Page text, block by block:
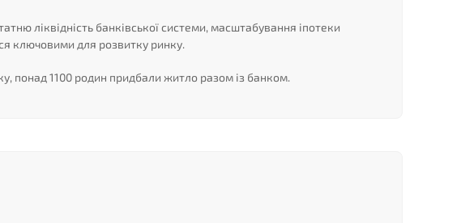
ліквідність банківської системи, масштабування іпотеки
ключовими для розвитку ринку.
понад 1100 родин придбали житло разом із банком.